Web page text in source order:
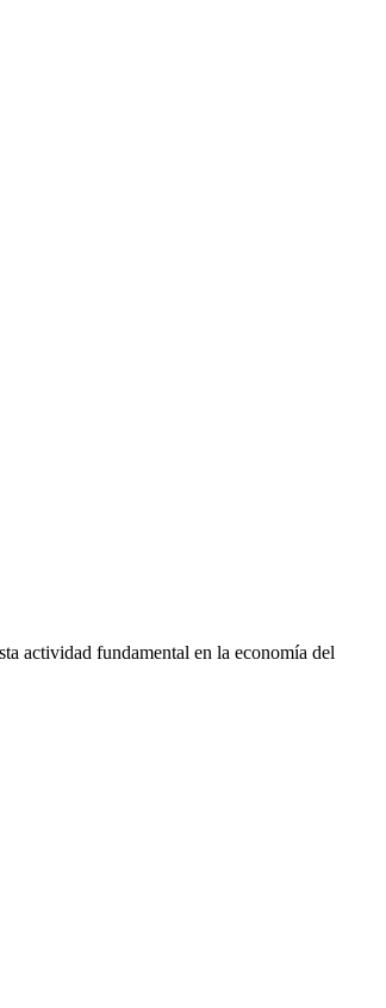
actividad fundamental en la economía del